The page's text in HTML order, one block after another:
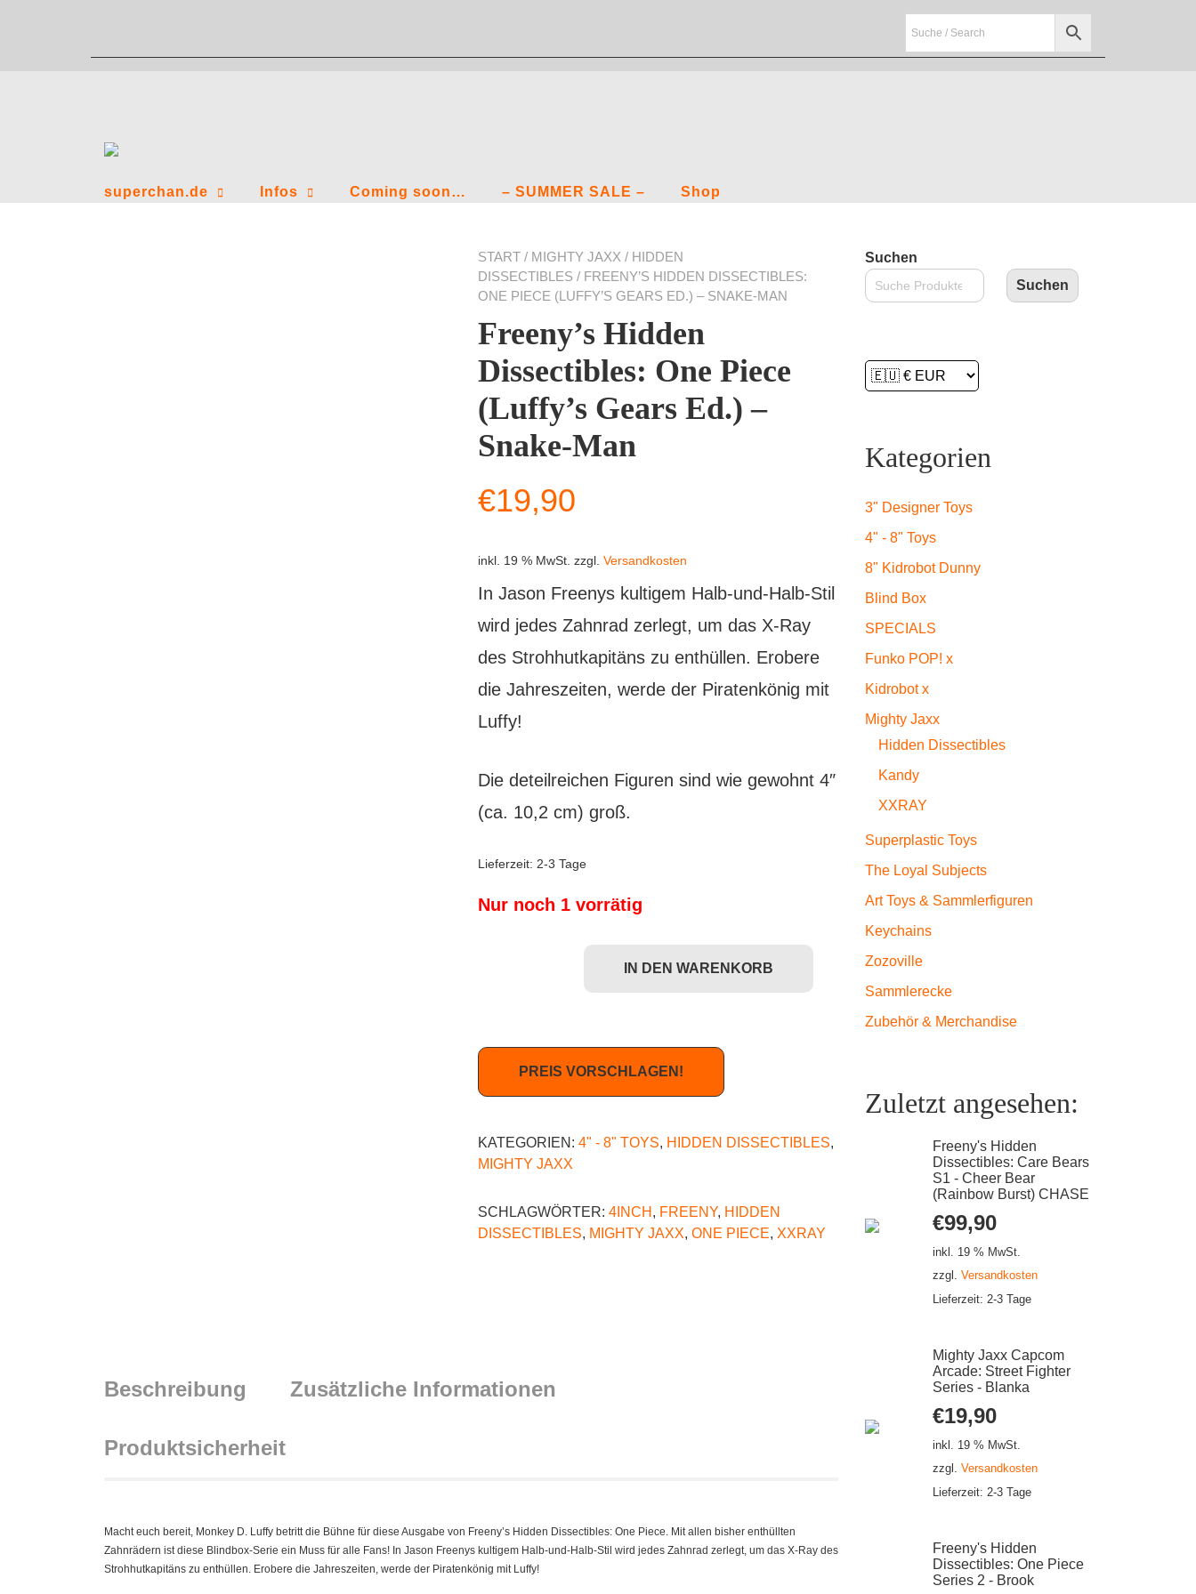
superchan.de Infos Coming soon… – SUMMER SALE – Shop
START / MIGHTY JAXX / HIDDEN
DISSECTIBLES / FREENY’S HIDDEN DISSECTIBLES:
ONE PIECE (LUFFY’S GEARS ED.) – SNAKE-MAN
Freeny’s Hidden
Dissectibles: One Piece
(Luffy’s Gears Ed.) –
Snake-Man
€19,90
inkl. 19 % MwSt. zzgl. Versandkosten
In Jason Freenys kultigem Halb-und-Halb-Stil
wird jedes Zahnrad zerlegt, um das X-Ray
des Strohhutkapitäns zu enthüllen. Erobere
die Jahreszeiten, werde der Piratenkönig mit
Luffy!
Die deteilreichen Figuren sind wie gewohnt 4″
(ca. 10,2 cm) groß.
Lieferzeit: 2-3 Tage
Nur noch 1 vorrätig
Freeny's Hidden Dissectibles: One Piece (Luffy’s Gears Ed.) - Snake-Man Menge
IN DEN WARENKORB
PREIS VORSCHLAGEN!
KATEGORIEN: 4" - 8" TOYS, HIDDEN DISSECTIBLES,
MIGHTY JAXX
SCHLAGWÖRTER: 4INCH , FREENY, HIDDEN
DISSECTIBLES, MIGHTY JAXX, ONE PIECE, XXRAY
Beschreibung Zusätzliche Informationen
Produktsicherheit
Macht euch bereit, Monkey D. Luffy betritt die Bühne für diese Ausgabe von Freeny’s Hidden Dissectibles: One Piece. Mit allen bisher enthüllten
Zahnrädern ist diese Blindbox-Serie ein Muss für alle Fans! In Jason Freenys kultigem Halb-und-Halb-Stil wird jedes Zahnrad zerlegt, um das X-Ray des
Strohhutkapitäns zu enthüllen. Erobere die Jahreszeiten, werde der Piratenkönig mit Luffy!
Suchen
Suchen
Kategorien
3" Designer Toys
4" - 8" Toys
8" Kidrobot Dunny
Blind Box
SPECIALS
Funko POP! x
Kidrobot x
Mighty Jaxx
Hidden Dissectibles
Kandy
XXRAY
Superplastic Toys
The Loyal Subjects
Art Toys & Sammlerfiguren
Keychains
Zozoville
Sammlerecke
Zubehör & Merchandise
Zuletzt angesehen:
Freeny's Hidden
Dissectibles: Care Bears
S1 - Cheer Bear
(Rainbow Burst) CHASE
€99,90
inkl. 19 % MwSt.
zzgl. Versandkosten
Lieferzeit: 2-3 Tage
Mighty Jaxx Capcom
Arcade: Street Fighter
Series - Blanka
€19,90
inkl. 19 % MwSt.
zzgl. Versandkosten
Lieferzeit: 2-3 Tage
Freeny's Hidden
Dissectibles: One Piece
Series 2 - Brook